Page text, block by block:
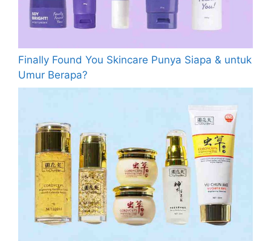
Finally Found You Skincare Punya Siapa & untuk
Umur Berapa?